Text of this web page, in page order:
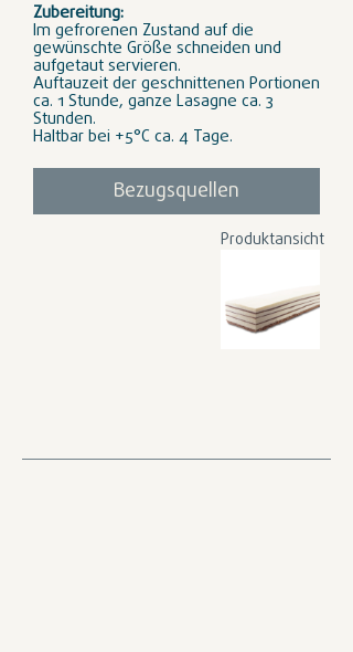
Zubereitung:
Im gefrorenen Zustand auf die
gewünschte Größe schneiden und
aufgetaut servieren.
Auftauzeit der geschnittenen Portionen
ca. 1 Stunde, ganze Lasagne ca. 3
Stunden.
Haltbar bei +5°C ca. 4 Tage.
Bezugsquellen
Produktansicht